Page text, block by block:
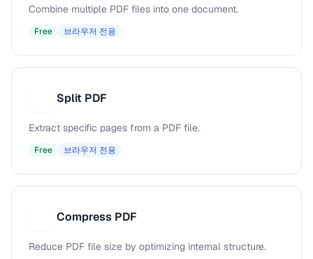
Combine multiple PDF files into one document.
Free 브라우저 전용
Split PDF
Extract specific pages from a PDF file.
Free 브라우저 전용
Compress PDF
Reduce PDF file size by optimizing internal structure.